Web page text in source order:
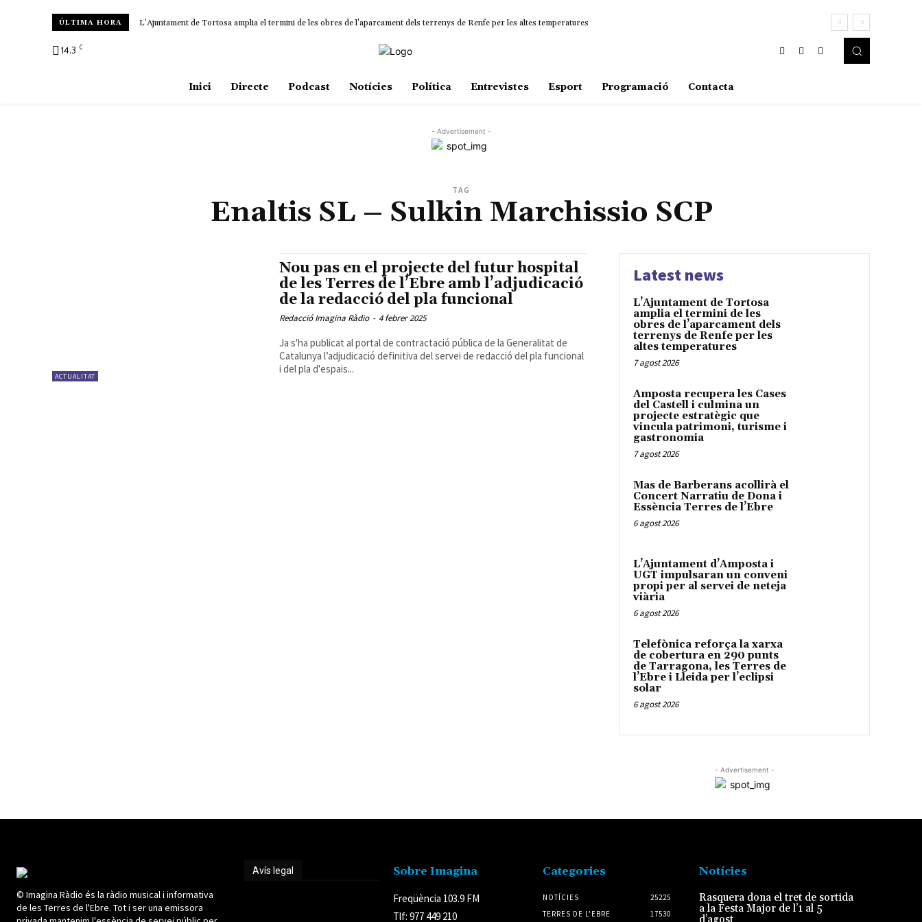
ÚLTIMA HORA L’Ajuntament de Tortosa amplia el termini de les obres de l’aparcament dels terrenys de Renfe per les altes temperatures
14.3 C
Inici Directe Podcast Notícies Política Entrevistes Esport Programació Contacta
- Advertisement -
TAG
Enaltis SL – Sulkin Marchissio SCP
ACTUALITAT
Nou pas en el projecte del futur hospital
de les Terres de l’Ebre amb l’adjudicació
de la redacció del pla funcional
Redacció Imagina Ràdio - 4 febrer 2025
Ja s'ha publicat al portal de contractació pública de la Generalitat de
Catalunya l’adjudicació definitiva del servei de redacció del pla funcional
i del pla d'espais...
Latest news
L’Ajuntament de Tortosa
amplia el termini de les
obres de l’aparcament dels
terrenys de Renfe per les
altes temperatures
7 agost 2026
Amposta recupera les Cases
del Castell i culmina un
projecte estratègic que
vincula patrimoni, turisme i
gastronomia
7 agost 2026
Mas de Barberans acollirà el
Concert Narratiu de Dona i
Essència Terres de l’Ebre
6 agost 2026
L’Ajuntament d’Amposta i
UGT impulsaran un conveni
propi per al servei de neteja
viària
6 agost 2026
Telefònica reforça la xarxa
de cobertura en 290 punts
de Tarragona, les Terres de
l’Ebre i Lleida per l’eclipsi
solar
6 agost 2026
- Advertisement -
© Imagina Ràdio és la ràdio musical i informativa
de les Terres de l'Ebre. Tot i ser una emissora
Avís legal Sobre Imagina
Freqüència 103.9 FM
Tlf: 977 449 210
Categories
NOTÍCIES
25225
TERRES DE L'EBRE
17530
Notícies
Rasquera dona el tret de sortida
a la Festa Major de l’1 al 5